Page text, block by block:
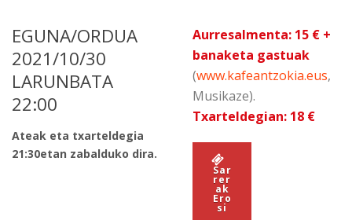
EGUNA/ORDUA
2021/10/30
LARUNBATA
22:00
Ateak eta txarteldegia
21:30etan zabalduko dira.
Aurresalmenta: 15 € +
banaketa gastuak
(www.kafeantzokia.eus,
Musikaze).
Txarteldegian: 18 €
Sar
rer
ak
Ero
si